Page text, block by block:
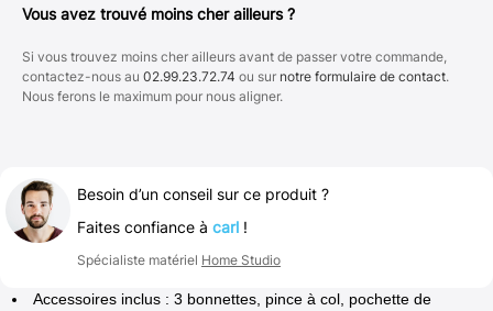
Vous avez trouvé moins cher ailleurs ?
Si vous trouvez moins cher ailleurs avant de passer votre commande,
contactez-nous au 02.99.23.72.74 ou sur notre formulaire de contact.
Nous ferons le maximum pour nous aligner.
Besoin d’un conseil sur ce produit ?
Faites confiance à carl !
Spécialiste matériel Home Studio
Accessoires inclus : 3 bonnettes, pince à col, pochette de